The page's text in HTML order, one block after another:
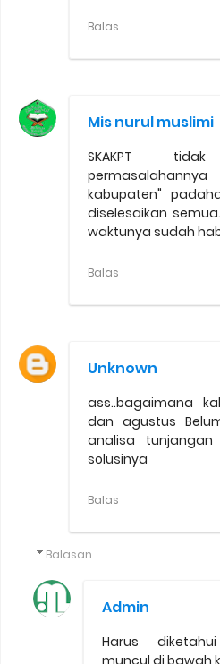
Balas
Mis nurul muslimi
SKAKPT
kabupaten"
diselesaikan
waktunya sudah
Balas
Unknown
ass..bagaimana
dan agustus
analisa tunjangan
solusinya
Balas
Balasan
Admin
Harus
muncul di bawah